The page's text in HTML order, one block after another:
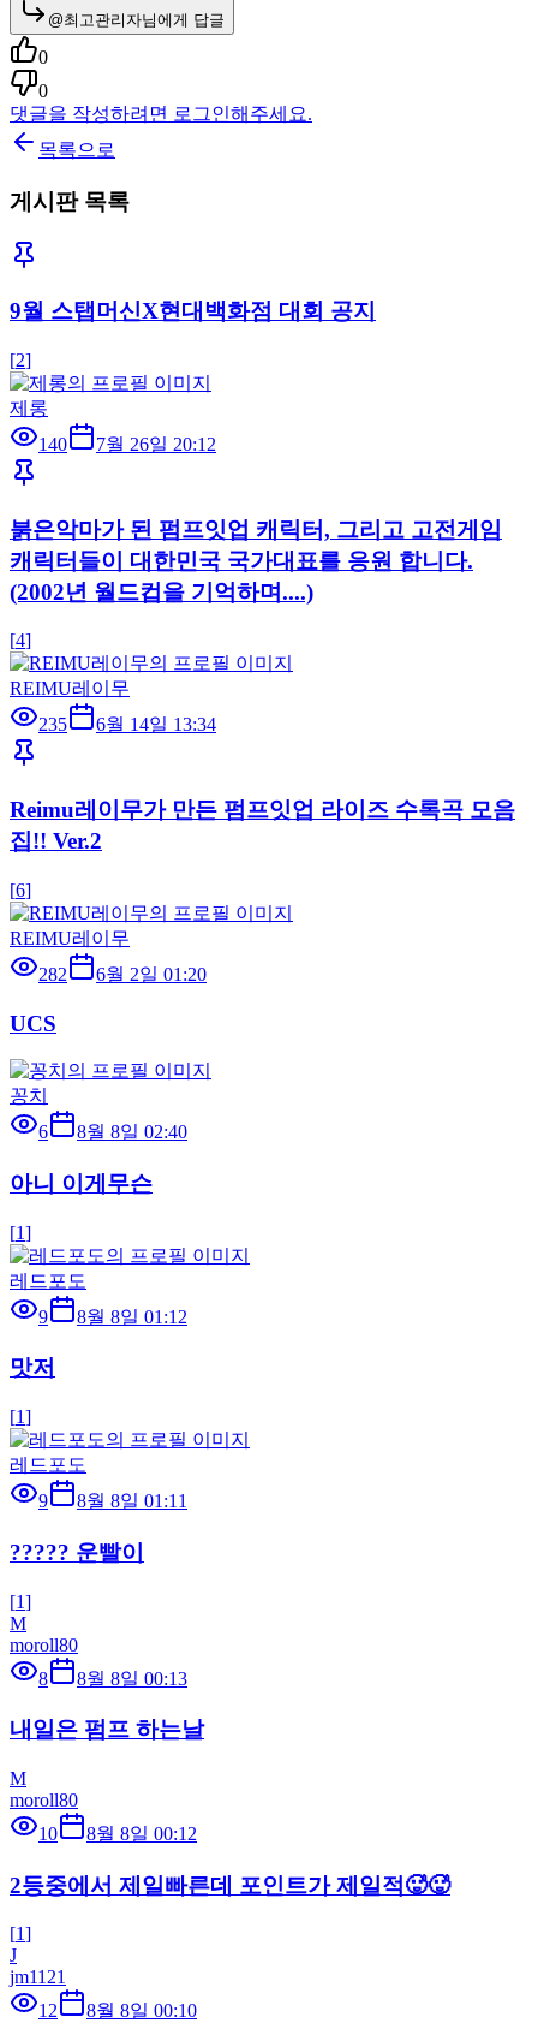
@최고관리자님에게 답글
0
0
댓글을 작성하려면 로그인해주세요.
목록으로
게시판 목록
9월 스탭머신X현대백화점 대회 공지
[2]
제롱
140
7월 26일 20:12
붉은악마가 된 펌프잇업 캐릭터, 그리고 고전게임
캐릭터들이 대한민국 국가대표를 응원 합니다.
(2002년 월드컵을 기억하며....)
[4]
REIMU레이무
235
6월 14일 13:34
Reimu레이무가 만든 펌프잇업 라이즈 수록곡 모음
집!! Ver.2
[6]
REIMU레이무
282
6월 2일 01:20
UCS
꽁치
6
8월 8일 02:40
아니 이게무슨
[1]
레드포도
9
8월 8일 01:12
맛저
[1]
레드포도
9
8월 8일 01:11
????? 운빨이
[1]
M
moroll80
8
8월 8일 00:13
내일은 펌프 하는날
M
moroll80
10
8월 8일 00:12
2등중에서 제일빠른데 포인트가 제일적🥵🥵
[1]
J
jm1121
12
8월 8일 00:10